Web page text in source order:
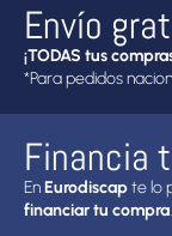
Envío
¡TODAS tus
*Para pedidos
Financia
EnEurodiscapte lo
financiar tu compra.